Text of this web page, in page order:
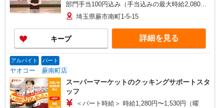
部門手当100円込み（手当込みの最大時給2,080
円） ★19時以降＋150円 ★土・日・祝＋100円 ※
時給は技術試験により決定します
埼玉県蕨市南町1-5-15
キープ 詳細を見る
アルバイト パート
ヤオコー 蕨南町店
スーパーマーケットのクッキングサポートスタ
ッフ
＜パート時給＞ 時給1,280円〜1,530円（曜